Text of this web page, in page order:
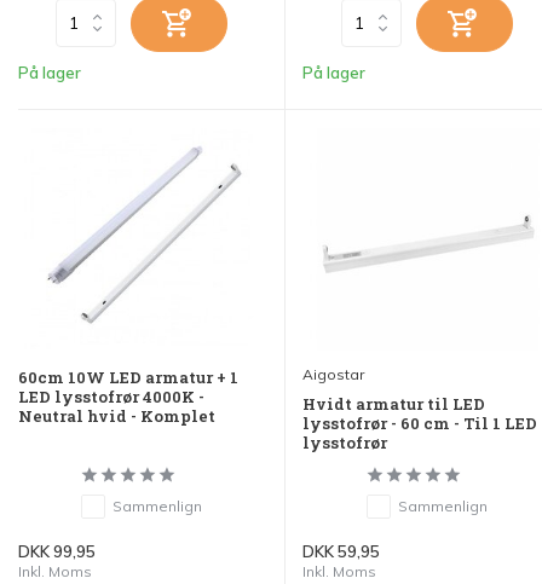
På lager På lager
60cm 10W LED armatur + 1
LED lysstofrør 4000K -
Neutral hvid - Komplet
Sammenlign
DKK 99,95
Inkl. Moms
Aigostar
Hvidt armatur til LED
lysstofrør - 60 cm - Til 1 LED
lysstofrør
Sammenlign
DKK 59,95
Inkl. Moms